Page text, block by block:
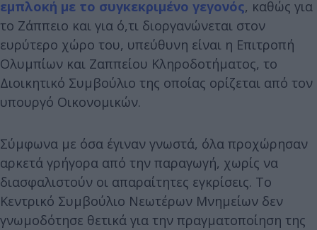
εμπλοκή με το συγκεκριμένο γεγονός, καθώς για
το Ζάππειο και για ό,τι διοργανώνεται στον
ευρύτερο χώρο του, υπεύθυνη είναι η Επιτροπή
Ολυμπίων και Ζαππείου Κληροδοτήματος, το
Διοικητικό Συμβούλιο της οποίας ορίζεται από τον
υπουργό Οικονομικών.
Σύμφωνα με όσα έγιναν γνωστά, όλα προχώρησαν
αρκετά γρήγορα από την παραγωγή, χωρίς να
διασφαλιστούν οι απαραίτητες εγκρίσεις. Το
Κεντρικό Συμβούλιο Νεωτέρων Μνημείων δεν
γνωμοδότησε θετικά για την πραγματοποίηση της